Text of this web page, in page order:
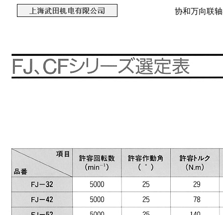
协和万向联